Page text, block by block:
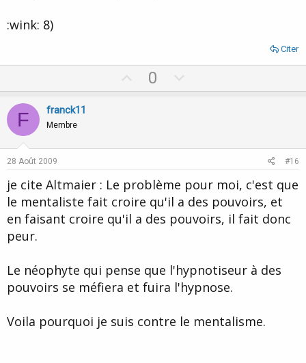
:wink: 8)
Citer
p
0
o
e
F franck11
Membre
28 Août 2009 #16
je cite Altmaier : Le problème pour moi, c'est que
le mentaliste fait croire qu'il a des pouvoirs, et
en faisant croire qu'il a des pouvoirs, il fait donc
peur.
Le néophyte qui pense que l'hypnotiseur à des
pouvoirs se méfiera et fuira l'hypnose.
Voila pourquoi je suis contre le mentalisme.